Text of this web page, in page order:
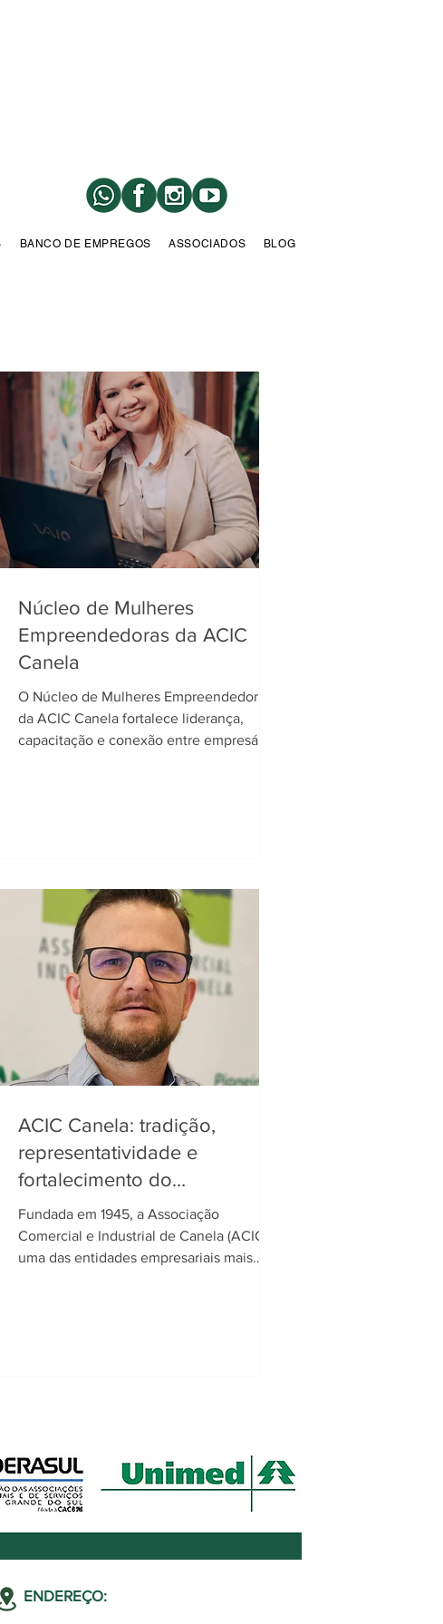
BANCO DE EMPREGOS ASSOCIADOS BLOG
Núcleo de Mulheres
Empreendedoras da ACIC
Canela
O Núcleo de Mulheres Empreendedoras
da ACIC Canela fortalece liderança,
capacitação e conexão entre empresárias
ACIC Canela: tradição,
representatividade e
fortalecimento do
empresariado desde 1945
Fundada em 1945, a Associação
Comercial e Industrial de Canela (ACIC) é
uma das entidades empresariais mais
ENDEREÇO: